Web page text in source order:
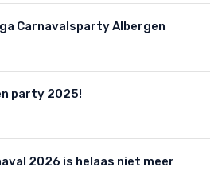
Carnavalsparty Albergen
party 2025!
2026 is helaas niet meer